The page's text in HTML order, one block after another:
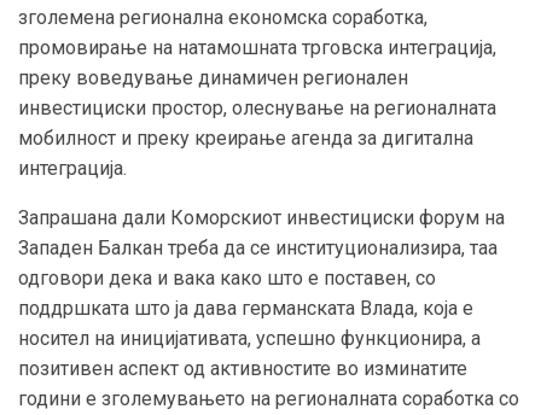
зголемена регионална економска соработка,
промовирање на натамошната трговска интеграција,
преку воведување динамичен регионален
инвестициски простор, олеснување на регионалната
мобилност и преку креирање агенда за дигитална
интеграција.
Запрашана дали Коморскиот инвестициски форум на
Западен Балкан треба да се институционализира, таа
одговори дека и вака како што е поставен, со
поддршката што ја дава германската Влада, која е
носител на иницијативата, успешно функционира, а
позитивен аспект од активностите во изминатите
години е зголемувањето на регионалната соработка со